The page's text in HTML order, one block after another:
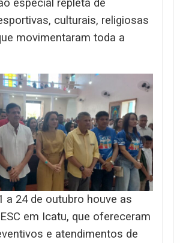
especial repleta de
culturais, religiosas
movimentaram toda a
a 24 de outubro houve as
em Icatu, que ofereceram
e atendimentos de